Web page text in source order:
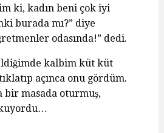
ki, kadın beni çok iyi
burada mı?” diye
odasında!” dedi.
kalbim küt küt
açınca onu gördüm.
bir masada oturmuş,